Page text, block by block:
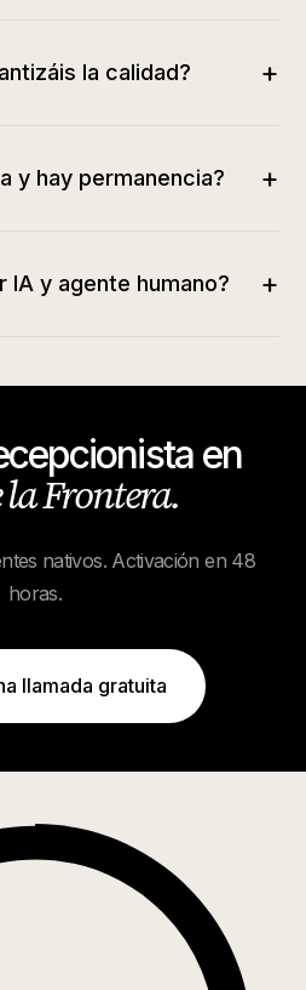
la calidad? +
y hay permanencia? +
IA y agente humano? +
en
la Frontera.
nativos. Activación en 48
horas.
llamada gratuita